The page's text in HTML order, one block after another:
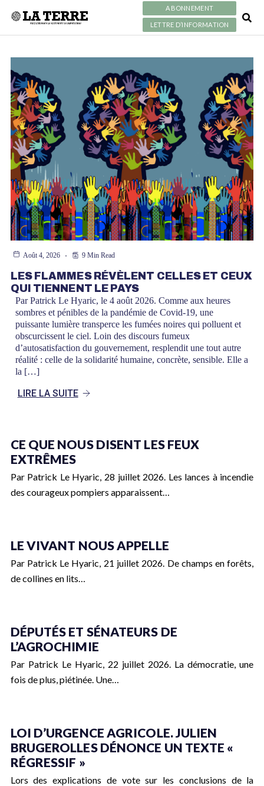
ABONNEMENT
LETTRE D’INFORMATION
Août 4, 2026 9 Min Read
LES FLAMMES RÉVÈLENT CELLES ET CEUX
QUI TIENNENT LE PAYS
Par Patrick Le Hyaric, le 4 août 2026. Comme aux heures
sombres et pénibles de la pandémie de Covid-19, une
puissante lumière transperce les fumées noires qui polluent et
obscurcissent le ciel. Loin des discours fumeux
d’autosatisfaction du gouvernement, resplendit une tout autre
réalité : celle de la solidarité humaine, concrète, sensible. Elle a
la […]
LIRE LA SUITE
CE QUE NOUS DISENT LES FEUX
EXTRÊMES
Par Patrick Le Hyaric, 28 juillet 2026. Les lances à incendie
des courageux pompiers apparaissent…
LE VIVANT NOUS APPELLE
Par Patrick Le Hyaric, 21 juillet 2026. De champs en forêts,
de collines en lits…
DÉPUTÉS ET SÉNATEURS DE
L’AGROCHIMIE
Par Patrick Le Hyaric, 22 juillet 2026. La démocratie, une
fois de plus, piétinée. Une…
LOI D’URGENCE AGRICOLE. JULIEN
BRUGEROLLES DÉNONCE UN TEXTE «
RÉGRESSIF »
Lors des explications de vote sur les conclusions de la